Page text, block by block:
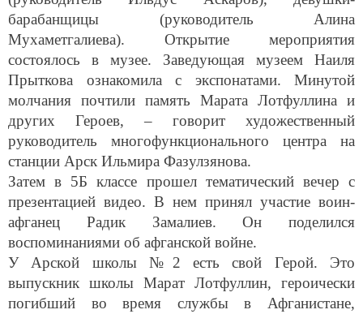
барабанщицы (руководитель Алина
Мухаметгалиева). Открытие мероприятия
состоялось в музее. Заведующая музеем Наиля
Прыткова ознакомила с экспонатами. Минутой
молчания почтили память Марата Лотфуллина и
других Героев, – говорит художественный
руководитель многофункционального центра на
станции Арск Ильмира Фазулзянова.
Затем в 5Б классе прошел тематический вечер с
презентацией видео. В нем принял участие воин-
афганец Радик Замалиев. Он поделился
воспоминаниями об афганской войне.
У Арской школы №2 есть свой Герой. Это
выпускник школы Марат Лотфуллин, героически
погибший во время службы в Афганистане,